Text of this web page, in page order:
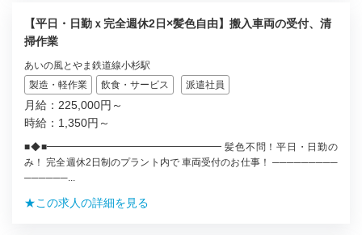
【平日・日勤ｘ完全週休2日×髪色自由】搬入車両の受付、清
掃作業
あいの風とやま鉄道線小杉駅
製造・軽作業
飲食・サービス 派遣社員
月給：225,000円～
時給：1,350円～
■◆■━━━━━━━━━━━━━━━━━━ 髪色不問！平日・日勤の
み！ 完全週休2日制のプラント内で 車両受付のお仕事！ ─────────
──────...
★この求人の詳細を見る